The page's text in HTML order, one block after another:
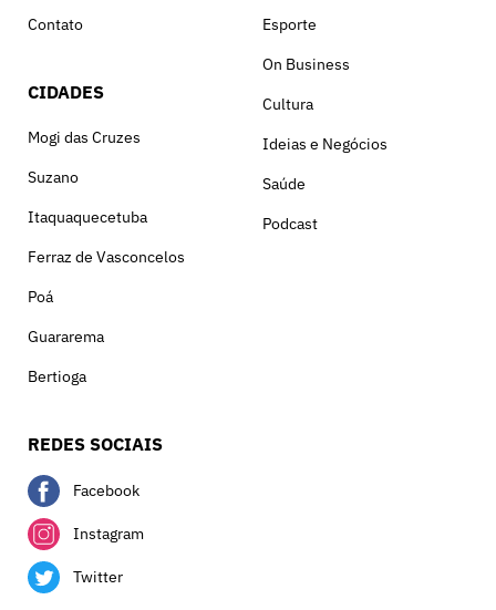
Contato
CIDADES
Mogi das Cruzes
Suzano
Itaquaquecetuba
Ferraz de Vasconcelos
Poá
Guararema
Bertioga
Esporte
On Business
Cultura
Ideias e Negócios
Saúde
Podcast
REDES SOCIAIS
Facebook
Instagram
Twitter